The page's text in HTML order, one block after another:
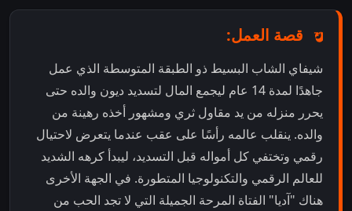
قصة العمل:
شيفاي الشاب البسيط ذو الطبقة المتوسطة الذي عمل
جاهدًا لمدة 14 عام ليجمع المال لتسديد ديون والده حتى
يحرر منزله من يد مقاول ثري ومشهور أخذه رهينة من
والده. ينقلب عالمه رأسًا على عقب عندما يتعرض لاحتيال
رقمي وتختفي كل أمواله قبل التسديد، ليبدأ كرهه الشديد
للعالم الرقمي والتكنولوجيا المتطورة. في الجهة الأخرى
هناك "آديا" الفتاة المرحة الجميلة التي لا تجد الحب من